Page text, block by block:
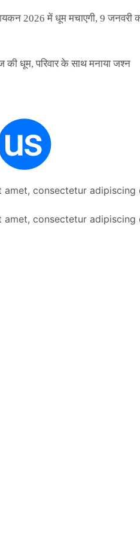
2026 में धूम मचाएगी, 9 जनवरी
की धूम, परिवार के साथ मनाया जश्न
amet, consectetur
amet, consectetur adipiscing